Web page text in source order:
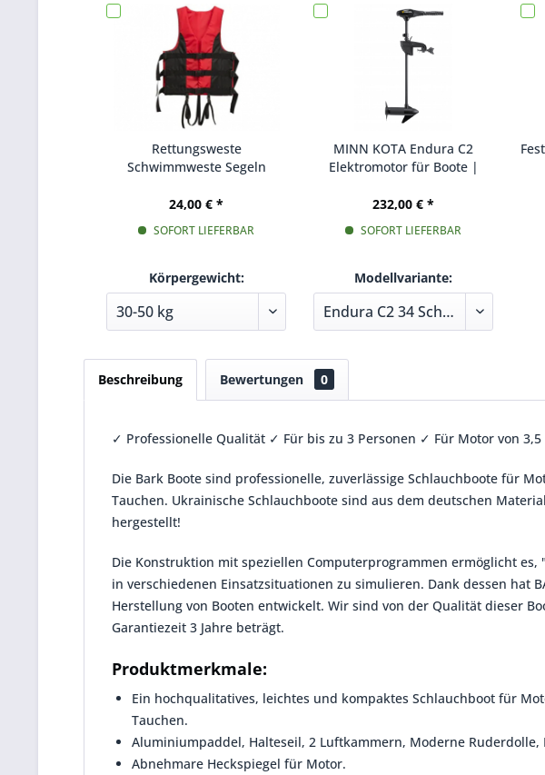
Rettungsweste
Schwimmweste Segeln
Schwimmhilfe
24,00 € *
SOFORT LIEFERBAR
Körpergewicht:
MINN KOTA Endura C2
Elektromotor für Boote |
232,00 € *
SOFORT LIEFERBAR
Modellvariante:
Beschreibung Bewertungen 0
✓ Professionelle Qualität ✓ Für bis zu 3 Personen ✓ Für Motor von
Die Bark Boote sind professionelle, zuverlässige Schlauchboote für
Tauchen. Ukrainische Schlauchboote sind aus dem deutschen
hergestellt!
Die Konstruktion mit speziellen Computerprogrammen ermöglicht es,
in verschiedenen Einsatzsituationen zu simulieren. Dank dessen hat
Herstellung von Booten entwickelt. Wir sind von der Qualität dieser
Garantiezeit 3 Jahre beträgt.
Produktmerkmale:
Ein hochqualitatives, leichtes und kompaktes Schlauchboot für
Tauchen.
Aluminiumpaddel, Halteseil, 2 Luftkammern, Moderne Ruderdolle,
Abnehmare Heckspiegel für Motor.